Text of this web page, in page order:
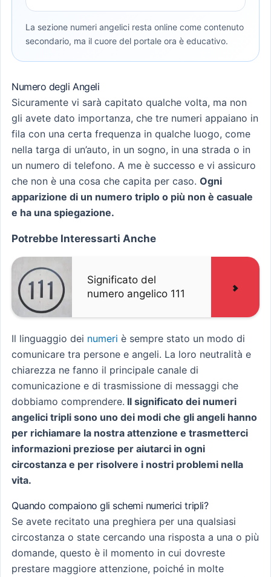
La sezione numeri angelici resta online come contenuto
secondario, ma il cuore del portale ora è educativo.
Numero degli Angeli
Sicuramente vi sarà capitato qualche volta, ma non
gli avete dato importanza, che tre numeri appaiano in
fila con una certa frequenza in qualche luogo, come
nella targa di un’auto, in un sogno, in una strada o in
un numero di telefono. A me è successo e vi assicuro
che non è una cosa che capita per caso.Ogni
apparizione di un numero triplo o più non è casuale
e ha una spiegazione.
Potrebbe Interessarti Anche
Significato del
numero angelico 111
Il linguaggio dei numeri è sempre stato un modo di
comunicare tra persone e angeli. La loro neutralità e
chiarezza ne fanno il principale canale di
comunicazione e di trasmissione di messaggi che
dobbiamo comprendere. Il significato dei numeri
angelici tripli sono uno dei modi che gli angeli hanno
per richiamare la nostra attenzione e trasmetterci
informazioni preziose per aiutarci in ogni
circostanza e per risolvere i nostri problemi nella
vita.
Quando compaiono gli schemi numerici tripli?
Se avete recitato una preghiera per una qualsiasi
circostanza o state cercando una risposta a una o più
domande, questo è il momento in cui dovreste
prestare maggiore attenzione, poiché in molte